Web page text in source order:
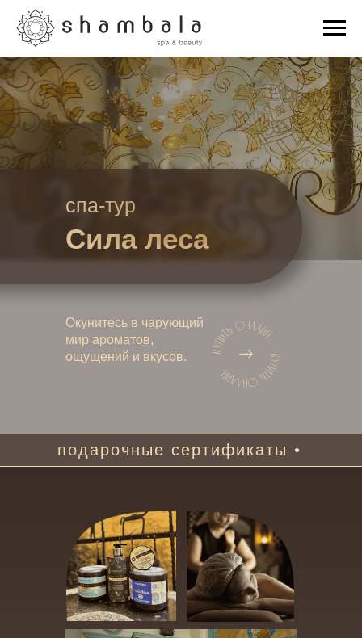
Окунитесь в чарующий
мир ароматов,
ощущений и вкусов.
Сила леса
подарочные сертификаты •
спа-тур